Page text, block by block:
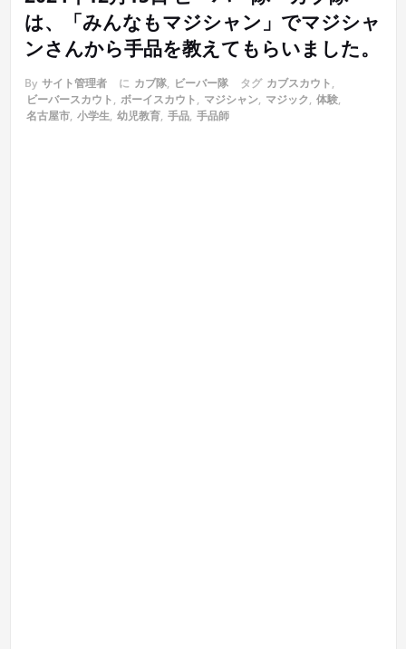
は、「みんなもマジシャン」でマジシャ
ンさんから手品を教えてもらいました。
By サイト管理者 に カブ隊, ビーバー隊 タグ カブスカウト,
ビーバースカウト, ボーイスカウト, マジシャン, マジック, 体験,
名古屋市, 小学生, 幼児教育, 手品, 手品師